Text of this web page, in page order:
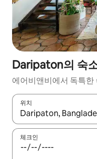
Daripaton의 숙
에어비앤비에서 독특한
위치
결과가 나오면 위·아래
체크인